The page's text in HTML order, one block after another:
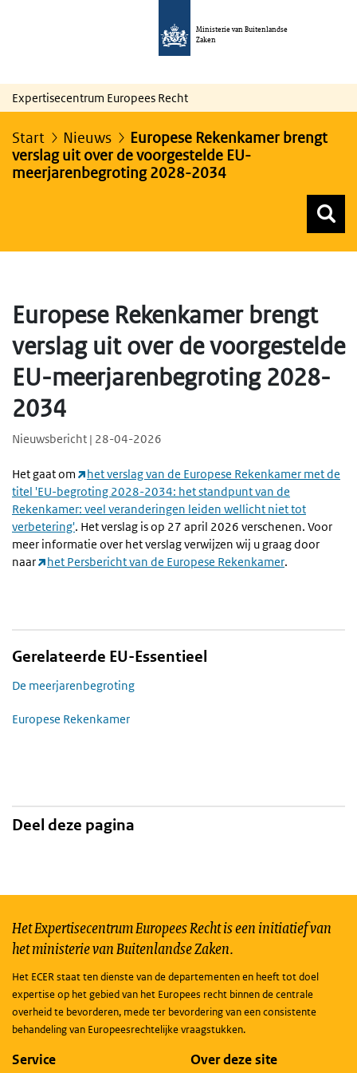
Ministerie van Buitenlandse
Zaken
Expertisecentrum Europees Recht
Start Nieuws
Europese Rekenkamer brengt
verslag uit over de voorgestelde EU-
meerjarenbegroting 2028-2034
Europese Rekenkamer brengt
verslag uit over de voorgestelde
EU-meerjarenbegroting 2028-
2034
Nieuwsbericht | 28-04-2026
Het gaat om
het verslag van de Europese Rekenkamer met de
titel 'EU-begroting 2028-2034: het standpunt van de
Rekenkamer: veel veranderingen leiden wellicht niet tot
verbetering'. Het verslag is op 27 april 2026 verschenen. Voor
meer informatie over het verslag verwijzen wij u graag door
naar
het Persbericht van de Europese Rekenkamer.
Gerelateerde EU-Essentieel
De meerjarenbegroting
Europese Rekenkamer
Deel deze pagina
Het Expertisecentrum Europees Recht is een initiatief van
het ministerie van Buitenlandse Zaken.
Het ECER staat ten dienste van de departementen en heeft tot doel
expertise op het gebied van het Europees recht binnen de centrale
overheid te bevorderen, mede ter bevordering van een consistente
behandeling van Europeesrechtelijke vraagstukken.
Service Over deze site